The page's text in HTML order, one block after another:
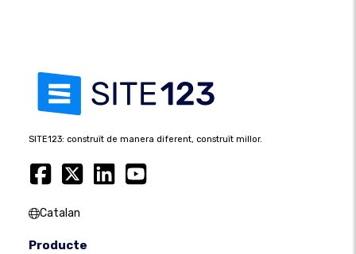
SITE123: construït de manera diferent, construït millor.
Catalan
Producte